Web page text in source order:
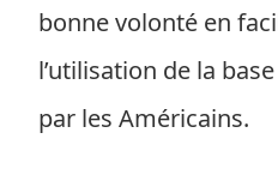
bonne volonté en
l’utilisation de la
par les Américains.